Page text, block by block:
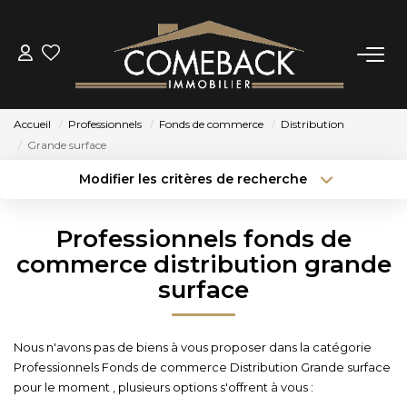
ACHETER
NOTRE AGENCE
BIENS VENDUS
CONTACT
Accueil Professionnels Fonds de commerce
Distribution
Grande surface
Modifier les critères de recherche
Type de bien
Surface min
Créer une alerte
Professionnels fonds de
commerce distribution grande
surface
Nous n'avons pas de biens à vous proposer dans la catégorie
Professionnels Fonds de commerce Distribution Grande surface
pour le moment , plusieurs options s'offrent à vous :